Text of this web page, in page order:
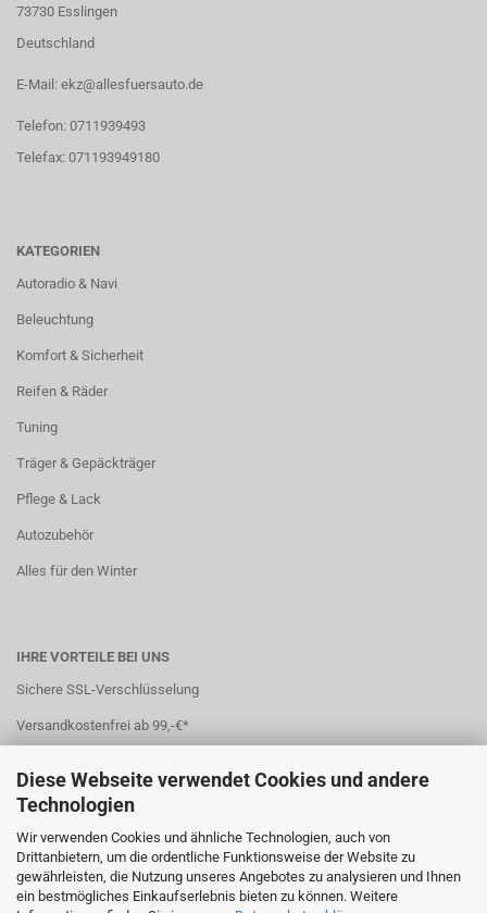
Diese Webseite verwendet Cookies und andere
Technologien
Wir verwenden Cookies und ähnliche Technologien, auch von
Drittanbietern, um die ordentliche Funktionsweise der Website zu
gewährleisten, die Nutzung unseres Angebotes zu analysieren und Ihnen
ein bestmögliches Einkaufserlebnis bieten zu können. Weitere
73730 Esslingen
Deutschland
E-Mail: ekz@allesfuersauto.de
Telefon: 0711939493
Telefax: 071193949180
KATEGORIEN
Autoradio & Navi
Beleuchtung
Komfort & Sicherheit
Reifen & Räder
Tuning
Träger & Gepäckträger
Pflege & Lack
Autozubehör
Alles für den Winter
IHRE VORTEILE BEI UNS
Sichere SSL-Verschlüsselung
Versandkostenfrei ab 99,-€*
Sichere und einfache Bezahlung
7 Zahlungsarten
Schneller Versand
*(Ausland abweichend)